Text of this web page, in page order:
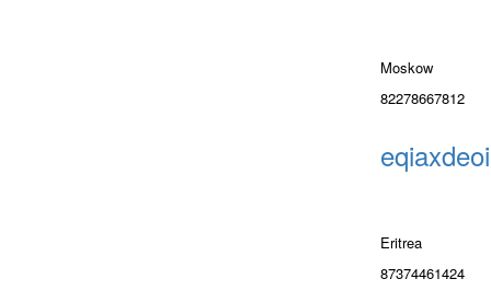
Moskow
82278667812
eqiaxdeoi
Eritrea
87374461424